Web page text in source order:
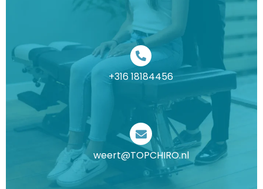
+316 18184456
weert@TOPCHIRO.nl